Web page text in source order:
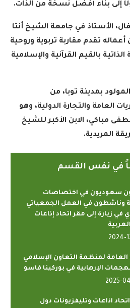
إلى بناء أفضل نسخة من الذات.
الأستاذ في جامعة الشيخ أنتا
أعماله تقدم مقاربة تربوية وروحية
بالقيم القرآنية والإسلامية
بمدينة توبا، من
والتجارة الدولية، وهو
مباكي، الابن الأكبر للشيخ
المريدية.
في نفس القسم
سعوديون في اختصاصات
وناشطون في العمل الجمعياتي
في زيارة إلى مقر اتحاد إذاعات
2024-
العامة لمنظمة التعاون الإسلامي
الإرهابية في بوركينا فاسو
2025-
اذاعات وتليفزيونات دول